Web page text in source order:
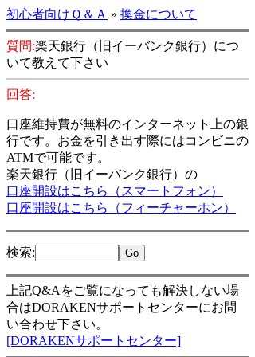
初心者向けＱ＆Ａ » 換金について
質問:楽天銀行（旧イーバンク銀行）につ
いて教えて下さい
回答:
口座維持費が無料のインターネット上の銀
行です。お金を引き出す際にはコンビニの
ATMで可能です。
楽天銀行（旧イーバンク銀行）の
口座開設はこちら（スマートフォン）
口座開設はこちら（フィーチャーホン）
検索:
上記Q&Aをご覧になっても解決しない場
合はDORAKENサポートセンターにお問
い合わせ下さい。
[DORAKENサポートセンター]